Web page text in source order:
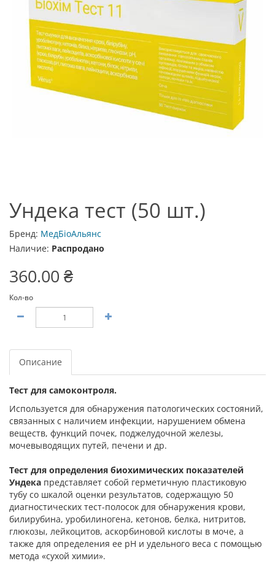
Ундека тест (50 шт.)
Бренд: МедБіоАльянс
Наличие: Распродано
360.00 ₴
Кол-во
Описание
Тест для самоконтроля.
Используется для обнаружения патологических состояний,
связанных с наличием инфекции, нарушением обмена
веществ, функций почек, поджелудочной железы,
мочевыводящих путей, печени и др.
Тест для определения биохимических показателей
Ундека представляет собой герметичную пластиковую
тубу со шкалой оценки результатов, содержащую 50
диагностических тест-полосок для обнаружения крови,
билирубина, уробилиногена, кетонов, белка, нитритов,
глюкозы, лейкоцитов, аскорбиновой кислоты в моче, а
также для определения ее рН и удельного веса с помощью
метода «сухой химии».